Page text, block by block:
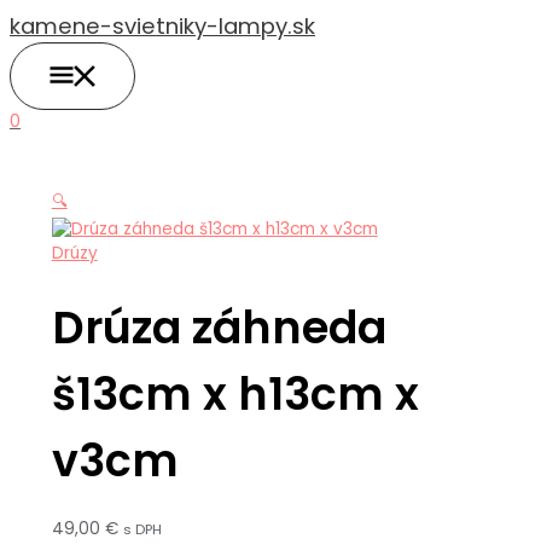
na
obsah
kamene-svietniky-lampy.sk
0
🔍
Drúzy
Drúza záhneda
š13cm x h13cm x
v3cm
49,00 € s DPH
Drúza
záhneda
š13cm
x